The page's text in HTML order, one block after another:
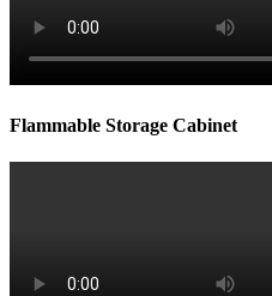
Flammable Storage Cabinet